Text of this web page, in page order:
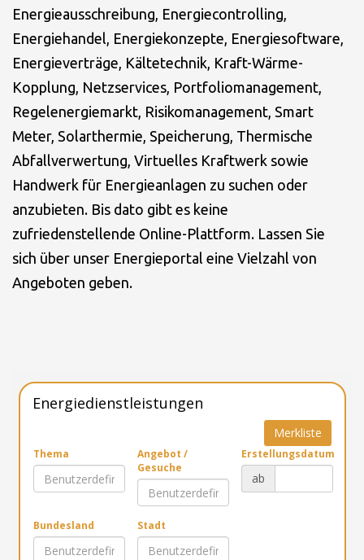
Energieausschreibung, Energiecontrolling,
Energiehandel, Energiekonzepte, Energiesoftware,
Energieverträge, Kältetechnik, Kraft-Wärme-
Kopplung, Netzservices, Portfoliomanagement,
Regelenergiemarkt, Risikomanagement, Smart
Meter, Solarthermie, Speicherung, Thermische
Abfallverwertung, Virtuelles Kraftwerk sowie
Handwerk für Energieanlagen zu suchen oder
anzubieten. Bis dato gibt es keine
zufriedenstellende Online-Plattform. Lassen Sie
sich über unser Energieportal eine Vielzahl von
Angeboten geben.